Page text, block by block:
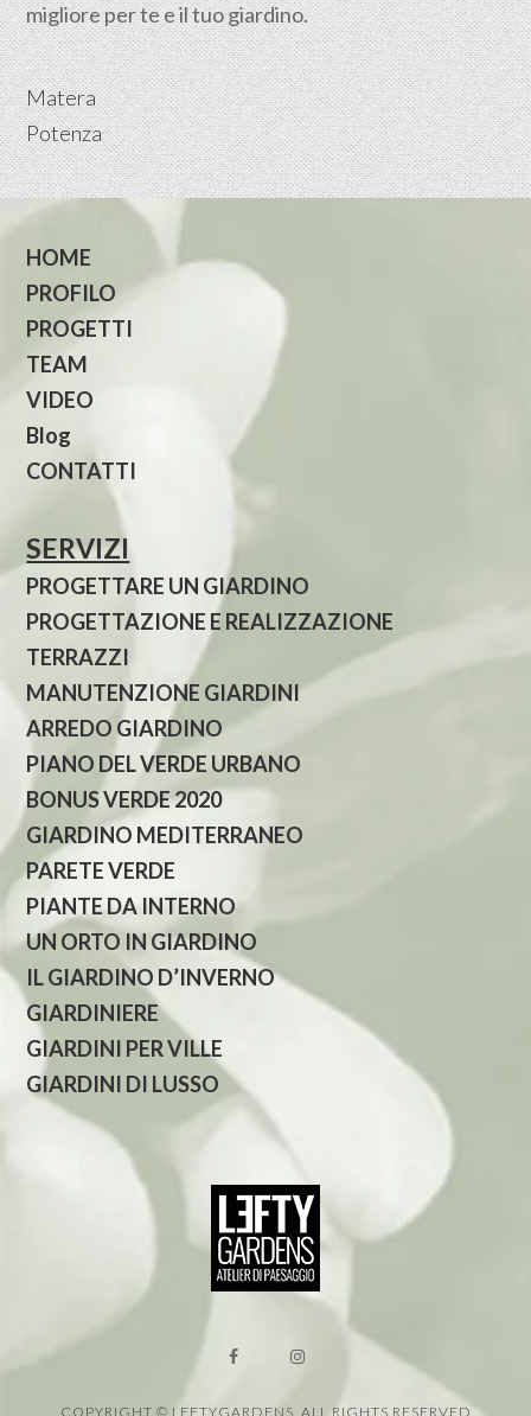
migliore per te e il tuo giardino.
Matera
Potenza
HOME
PROFILO
PROGETTI
TEAM
VIDEO
Blog
CONTATTI
SERVIZI
PROGETTARE UN GIARDINO
PROGETTAZIONE E REALIZZAZIONE
TERRAZZI
MANUTENZIONE GIARDINI
ARREDO GIARDINO
PIANO DEL VERDE URBANO
BONUS VERDE 2020
GIARDINO MEDITERRANEO
PARETE VERDE
PIANTE DA INTERNO
UN ORTO IN GIARDINO
IL GIARDINO D’INVERNO
GIARDINIERE
GIARDINI PER VILLE
GIARDINI DI LUSSO
COPYRIGHT © LEFTYGARDENS. ALL RIGHTS RESERVED